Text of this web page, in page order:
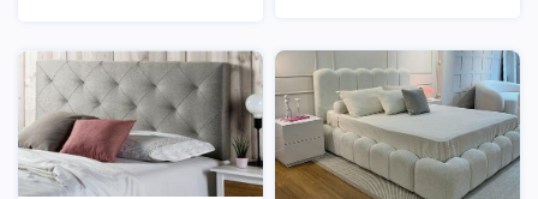
Vista Vista